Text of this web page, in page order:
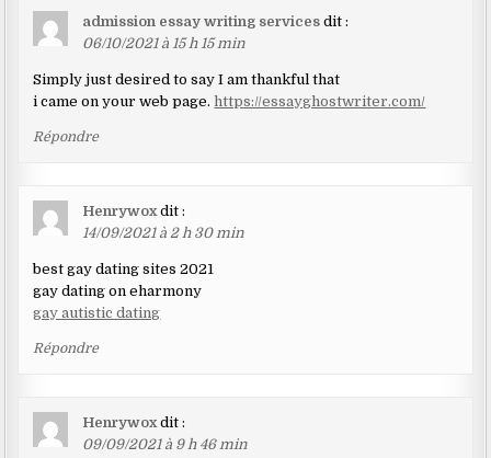
admission essay writing services dit :
06/10/2021 à 15 h 15 min
Simply just desired to say I am thankful that
i came on your web page. https://essayghostwriter.com/
Répondre
Henrywox dit :
14/09/2021 à 2 h 30 min
best gay dating sites 2021
gay dating on eharmony
gay autistic dating
Répondre
Henrywox dit :
09/09/2021 à 9 h 46 min